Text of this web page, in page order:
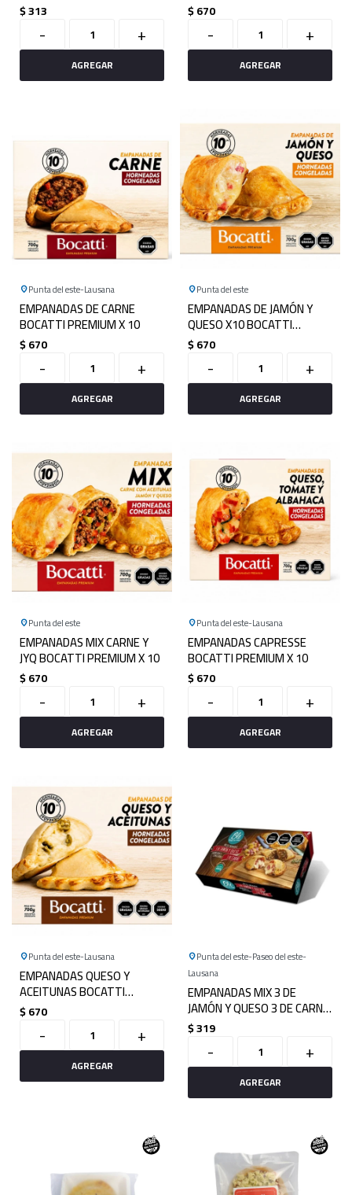
$313
- +
$670
- +
Punta del este Lausana
EMPANADAS DE CARNE
BOCATTI PREMIUM X 10
$670
- +
Punta del este
EMPANADAS DE JAMÓN Y
QUESO X10 BOCATTI
PREMIUM
$670
- +
Punta del este
EMPANADAS MIX CARNE Y
JYQ BOCATTI PREMIUM X 10
$670
- +
Punta del este Lausana
EMPANADAS CAPRESSE
BOCATTI PREMIUM X 10
$670
- +
Punta del este Lausana
EMPANADAS QUESO Y
ACEITUNAS BOCATTI
PREMIUM X 10
$670
- +
Punta del este Paseo del este
Lausana
EMPANADAS MIX 3 DE
JAMÓN Y QUESO 3 DE CARNE
X 6 BLE
$319
- +